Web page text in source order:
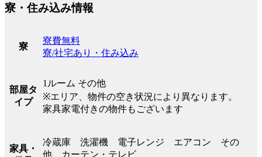
寮・住み込み情報
寮
寮費無料
寮/社宅あり・住み込み
部屋タ
イプ
1ルーム その他
※エリア、物件の空き状況により異なります。
家具家電付きの物件もございます
家具・
冷蔵庫 洗濯機 電子レンジ エアコン その
他 カーテン・テレビ